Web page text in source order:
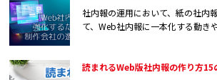
社内報の運用において、紙の社内
て、Web社内報に一本化する動き
読まれるWeb版社内報の作り方15